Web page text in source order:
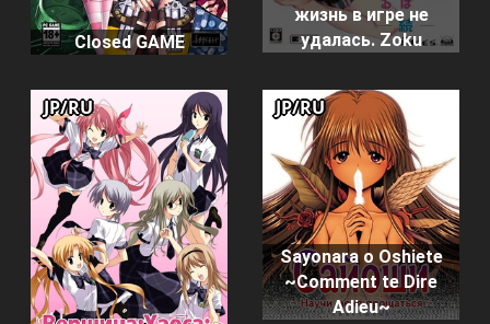
Closed GAME
жизнь в игре не
удалась. Zoku
JP/RU
Sayonara o Oshiete
~Comment te Dire
Adieu~
JP/RU